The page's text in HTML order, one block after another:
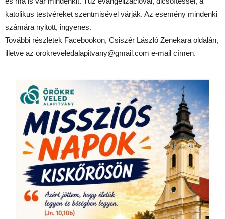
katolikus testvéreket szentmisével várják. Az esemény mindenki
számára nyitott, ingyenes.
További részletek Facebookon, Csiszér László Zenekara oldalán,
illetve az orokreveledalapitvany@gmail.com e-mail címen.